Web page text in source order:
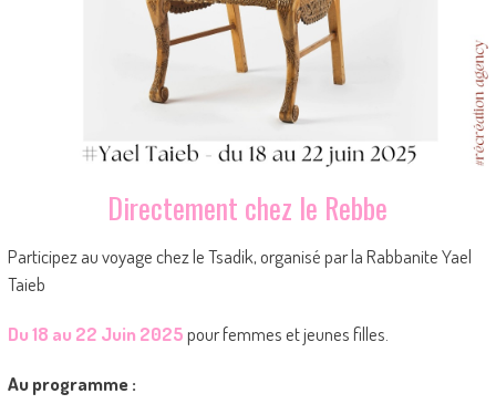
Directement chez le Rebbe
Participez au voyage chez le Tsadik, organisé par la Rabbanite Yael
Taieb
Du 18 au 22 Juin 2025pour femmes et jeunes filles.
Au programme :